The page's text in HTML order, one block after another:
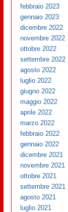
febbraio 2023
gennaio 2023
dicembre 2022
novembre 2022
ottobre 2022
settembre 2022
agosto 2022
luglio 2022
giugno 2022
maggio 2022
aprile 2022
marzo 2022
febbraio 2022
gennaio 2022
dicembre 2021
novembre 2021
ottobre 2021
settembre 2021
agosto 2021
luglio 2021